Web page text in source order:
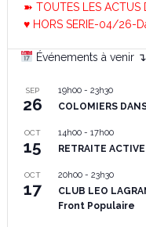
➽ TOUTES LES ACTUS
♥ HORS SERIE-04/26-
Événements à venir ↴
SEP
26
19h00- 23h30
COLOMIERS
OCT
15
14h00- 17h00
RETRAITE
OCT
17
20h00- 23h30
CLUB LEO
Front Populaire